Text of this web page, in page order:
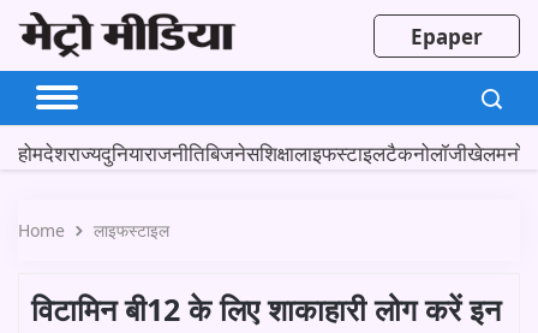
Epaper
होमदेशराज्यदुनियाराजनीतिबिजनेसशिक्षालाइफस्टाइलटैकनोलॉजीखेल
Home लाइफस्टाइल
विटामिन बी12 के लिए शाकाहारी लोग करें इन